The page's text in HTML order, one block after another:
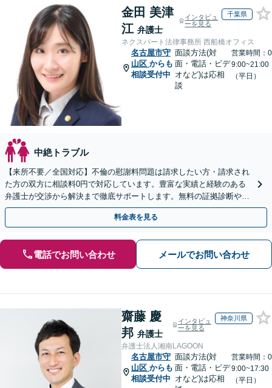
金田 美津
江 弁護士
インタビュ
ーを見る
千葉県
ネクスパート法律事務所 西船橋オフィス
名古屋市守
山区 からも
相談受付中
面談方法(対
面・電話・ビデ
オなど)は応相
談
営業時間：0
9:00~21:00
（平日）
中絶トラブル
【来所不要／全国対応】不倫の慰謝料問題は請求したい方・請求され
た方の双方に相談料0円で対応しています。豊富な実績と経験のある
弁護士が交渉から解決まで徹底サポートします。無料の証拠診断や着
手金の返還保証もありますので安心してご相談ください。
料金表を見る
電話でお問い合わせ メールでお問い合わせ
齋藤 慶
邦 弁護士
インタビュ
ーを見る
神奈川県
弁護士法人湘南LAGOON
名古屋市守
山区 からも
相談受付中
面談方法(対
面・電話・ビデ
オなど)は応相
営業時間：0
9:00~17:30
（平日）